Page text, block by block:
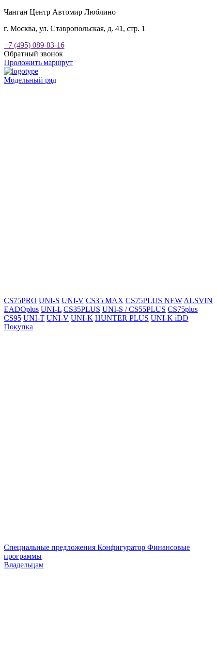
Чанган Центр Автомир Люблино
г. Москва, ул. Ставропольская, д. 41, стр. 1
+7 (495) 089-83-16
Обратный звонок
Проложить маршрут
Модельный ряд
CS75PRO UNI-S UNI-V CS35 MAX CS75PLUS NEW ALSVIN
EADOplus UNI-L CS35PLUS UNI-S / CS55PLUS CS75plus
CS95 UNI-T UNI-V UNI-K HUNTER PLUS UNI-K iDD
Покупка
Специальные предложения Конфигуратор Финансовые
программы
Владельцам